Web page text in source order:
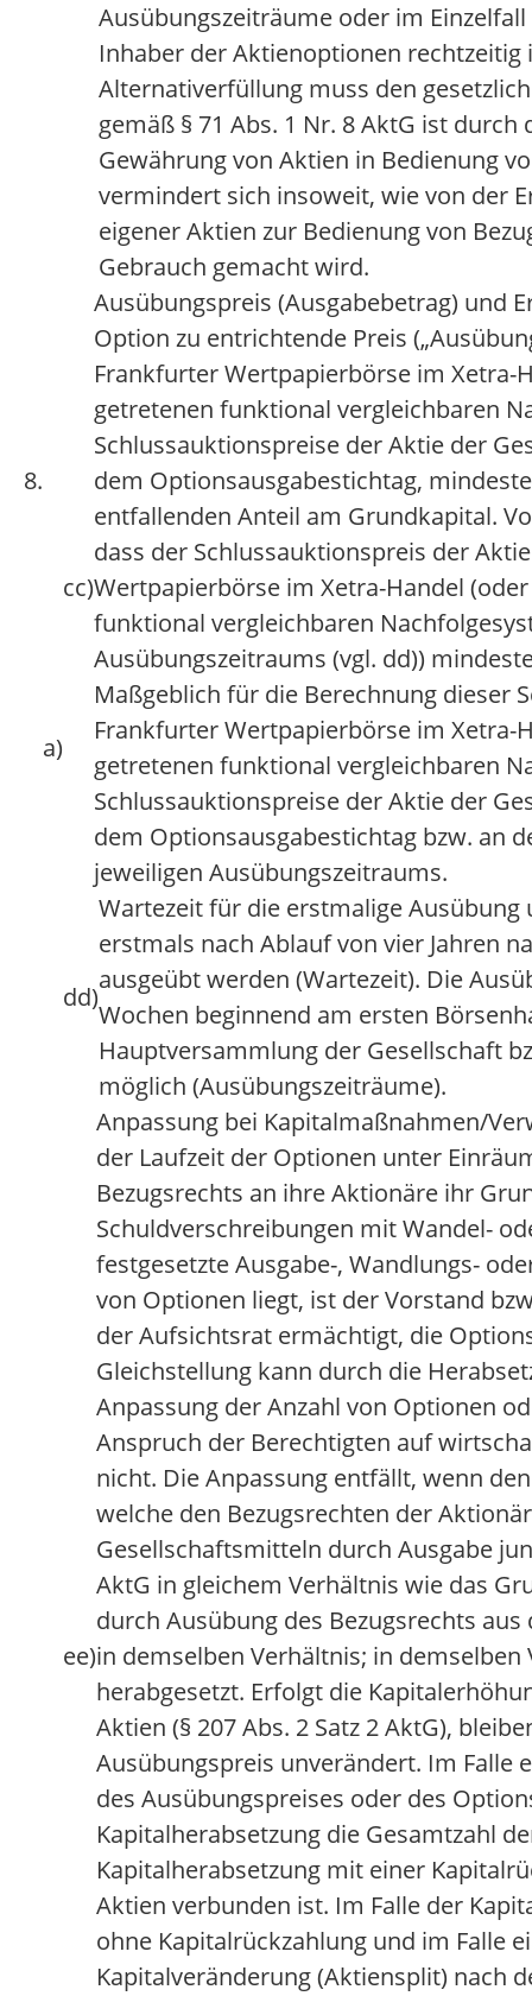
8.
a)
Ausübungszeiträume oder im
Inhaber der Aktienoptionen
Alternativerfüllung muss den
gemäß § 71 Abs. 1 Nr. 8 AktG ist
Gewährung von Aktien in Bedienung
vermindert sich insoweit, wie von der
eigener Aktien zur Bedienung von
Gebrauch gemacht wird.
cc)
Ausübungspreis (Ausgabebetrag) und
Option zu entrichtende Preis
Frankfurter Wertpapierbörse im Xetra-
getretenen funktional vergleichbaren
Schlussauktionspreise der Aktie der
dem Optionsausgabestichtag,
entfallenden Anteil am Grundkapital.
dass der Schlussauktionspreis der
Wertpapierbörse im Xetra-Handel
funktional vergleichbaren
Ausübungszeitraums (vgl. dd))
Maßgeblich für die Berechnung dieser
Frankfurter Wertpapierbörse im Xetra-
getretenen funktional vergleichbaren
Schlussauktionspreise der Aktie der
dem Optionsausgabestichtag bzw. an
jeweiligen Ausübungszeitraums.
dd)
Wartezeit für die erstmalige
erstmals nach Ablauf von vier Jahren
ausgeübt werden (Wartezeit). Die
Wochen beginnend am ersten
Hauptversammlung der Gesellschaft
möglich (Ausübungszeiträume).
ee)
Anpassung bei Kapitalmaßnahmen/
der Laufzeit der Optionen unter
Bezugsrechts an ihre Aktionäre ihr
Schuldverschreibungen mit Wandel-
festgesetzte Ausgabe-, Wandlungs-
von Optionen liegt, ist der Vorstand
der Aufsichtsrat ermächtigt, die
Gleichstellung kann durch die
Anpassung der Anzahl von Optionen
Anspruch der Berechtigten auf
nicht. Die Anpassung entfällt, wenn
welche den Bezugsrechten der
Gesellschaftsmitteln durch Ausgabe
AktG in gleichem Verhältnis wie das
durch Ausübung des Bezugsrechts
in demselben Verhältnis; in
herabgesetzt. Erfolgt die
Aktien (§ 207 Abs. 2 Satz 2 AktG),
Ausübungspreis unverändert. Im Falle
des Ausübungspreises oder des
Kapitalherabsetzung die Gesamtzahl
Kapitalherabsetzung mit einer
Aktien verbunden ist. Im Falle der
ohne Kapitalrückzahlung und im Falle
Kapitalveränderung (Aktiensplit) nach